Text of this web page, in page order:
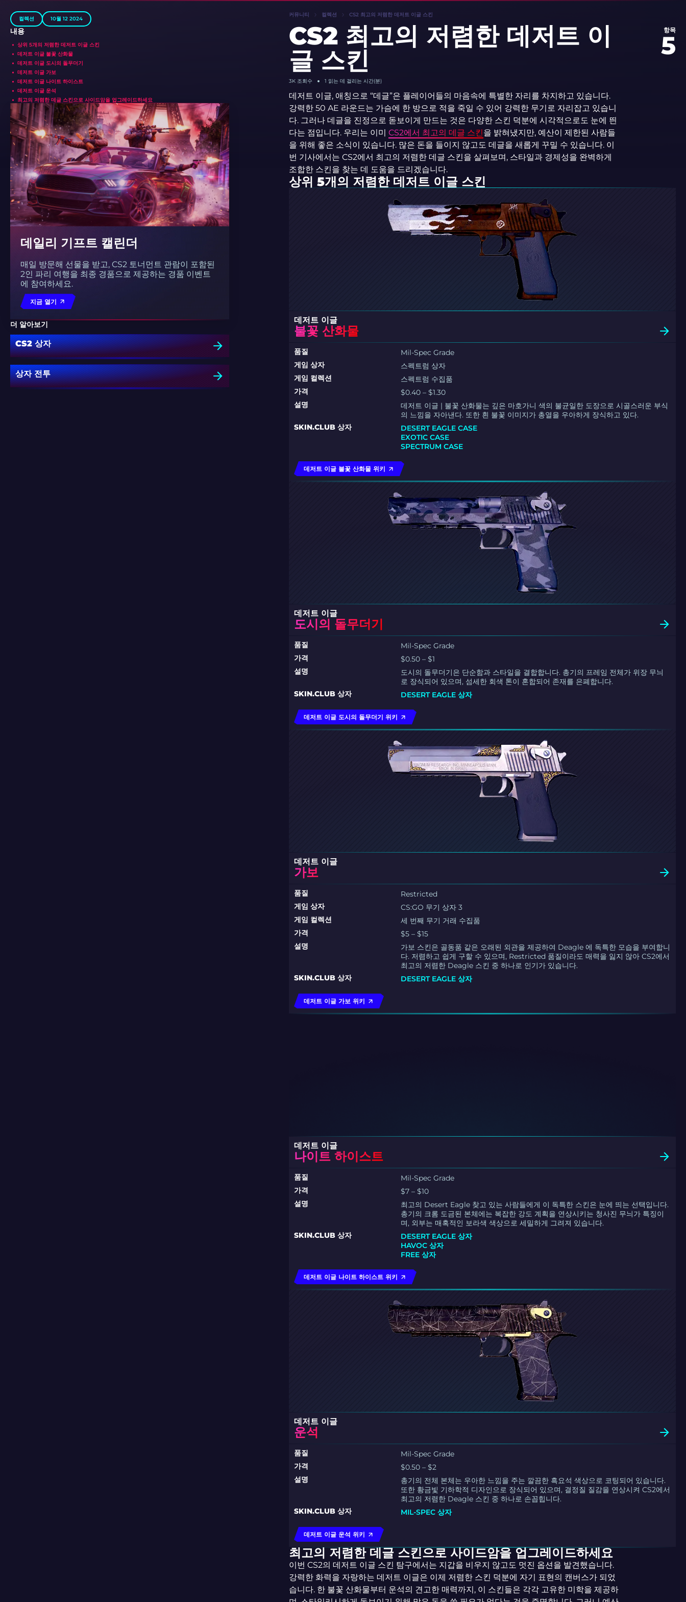
컬렉션 10월 12 2024
내용
상위 5개의 저렴한 데저트 이글 스킨
데저트 이글 불꽃 산화물
데저트 이글 도시의 돌무더기
데저트 이글 가보
데저트 이글 나이트 하이스트
데저트 이글 운석
최고의 저렴한 데글 스킨으로 사이드암을 업그레이드하세요
데일리 기프트 캘린더
매일 방문해 선물을 받고, CS2 토너먼트 관람이 포함된
2인 파리 여행을 최종 경품으로 제공하는 경품 이벤트
에 참여하세요.
지금 열기
더 알아보기
CS2 상자
상자 전투
커뮤니티 컬렉션 CS2 최고의 저렴한 데저트 이글 스킨
CS2 최고의 저렴한 데저트 이
글 스킨
항목
5
3K조회수 1 읽는 데 걸리는 시간(분)
데저트 이글, 애칭으로 “데글”은 플레이어들의 마음속에 특별한 자리를 차지하고 있습니다.
강력한 50 AE 라운드는 가슴에 한 방으로 적을 죽일 수 있어 강력한 무기로 자리잡고 있습니
다. 그러나 데글을 진정으로 돋보이게 만드는 것은 다양한 스킨 덕분에 시각적으로도 눈에 띈
다는 점입니다. 우리는 이미 CS2에서 최고의 데글 스킨을 밝혀냈지만, 예산이 제한된 사람들
을 위해 좋은 소식이 있습니다. 많은 돈을 들이지 않고도 데글을 새롭게 꾸밀 수 있습니다. 이
번 기사에서는 CS2에서 최고의 저렴한 데글 스킨을 살펴보며, 스타일과 경제성을 완벽하게
조합한 스킨을 찾는 데 도움을 드리겠습니다.
상위 5개의 저렴한 데저트 이글 스킨
데저트 이글
불꽃 산화물
품질
Mil-Spec Grade
게임 상자
스펙트럼 상자
게임 컬렉션
스펙트럼 수집품
가격
$0.40 – $1.30
설명
데저트 이글 | 불꽃 산화물는 깊은 마호가니 색의 불균일한 도장으로 시골스러운 부식
의 느낌을 자아낸다. 또한 흰 불꽃 이미지가 총열을 우아하게 장식하고 있다.
SKIN.CLUB 상자
DESERT EAGLE CASE
EXOTIC CASE
SPECTRUM CASE
데저트 이글 불꽃 산화물 위키
데저트 이글
도시의 돌무더기
품질
Mil-Spec Grade
가격
$0.50 – $1
설명
도시의 돌무더기은 단순함과 스타일을 결합합니다. 총기의 프레임 전체가 위장 무늬
로 장식되어 있으며, 섬세한 회색 톤이 혼합되어 존재를 은폐합니다.
SKIN.CLUB 상자
DESERT EAGLE 상자
데저트 이글 도시의 돌무더기 위키
데저트 이글
가보
품질
Restricted
게임 상자
CS:GO 무기 상자 3
게임 컬렉션
세 번째 무기 거래 수집품
가격
$5 – $15
설명
가보 스킨은 골동품 같은 오래된 외관을 제공하여 Deagle 에 독특한 모습을 부여합니
다. 저렴하고 쉽게 구할 수 있으며, Restricted 품질이라도 매력을 잃지 않아 CS2에서
최고의 저렴한 Deagle 스킨 중 하나로 인기가 있습니다.
SKIN.CLUB 상자
DESERT EAGLE 상자
데저트 이글 가보 위키
데저트 이글
나이트 하이스트
품질
Mil-Spec Grade
가격
$7 – $10
설명
최고의 Desert Eagle 찾고 있는 사람들에게 이 독특한 스킨은 눈에 띄는 선택입니다.
총기의 크롬 도금된 본체에는 복잡한 강도 계획을 연상시키는 청사진 무늬가 특징이
며, 외부는 매혹적인 보라색 색상으로 세밀하게 그려져 있습니다.
SKIN.CLUB 상자
DESERT EAGLE 상자
HAVOC 상자
FREE 상자
데저트 이글 나이트 하이스트 위키
데저트 이글
운석
품질
Mil-Spec Grade
가격
$0.50 – $2
설명
총기의 전체 본체는 우아한 느낌을 주는 깔끔한 흑요석 색상으로 코팅되어 있습니다.
또한 황금빛 기하학적 디자인으로 장식되어 있으며, 결정질 질감을 연상시켜 CS2에서
최고의 저렴한 Deagle 스킨 중 하나로 손꼽힙니다.
SKIN.CLUB 상자
MIL-SPEC 상자
데저트 이글 운석 위키
최고의 저렴한 데글 스킨으로 사이드암을 업그레이드하세요
이번 CS2의 데저트 이글 스킨 탐구에서는 지갑을 비우지 않고도 멋진 옵션을 발견했습니다.
강력한 화력을 자랑하는 데저트 이글은 이제 저렴한 스킨 덕분에 자기 표현의 캔버스가 되었
습니다. 한 불꽃 산화물부터 운석의 견고한 매력까지, 이 스킨들은 각각 고유한 미학을 제공하